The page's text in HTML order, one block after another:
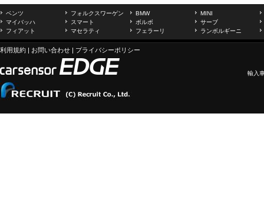
ベンツ フォルクスワーゲン BMW
MINI
マイバッハ
スマート ボルボ
サーブ
フィアット
マセラティ フェラーリ ランボルギーニ
利用規約 | お問い合わせ | プライバシーポリシー
輸入